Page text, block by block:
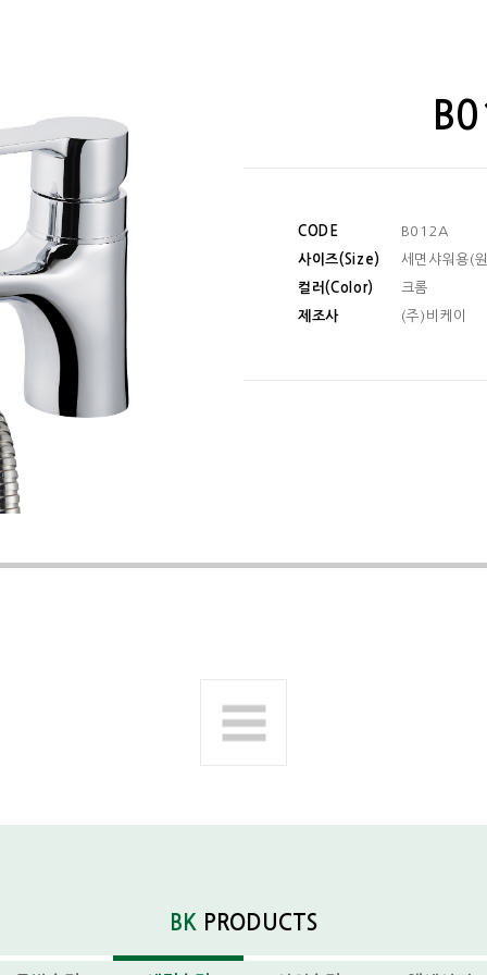
CODE
B012A
사이즈(Size)
세면샤워용(
컬러(Color)
크롬
제조사
(주)비케이
BK PRODUCTS